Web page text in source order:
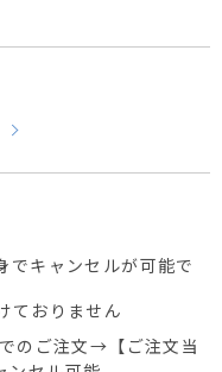
でキャンセルが可能で
ておりません
のご注文→【ご注文当